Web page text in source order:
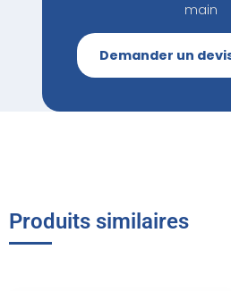
main
Demander un
Produits similaires